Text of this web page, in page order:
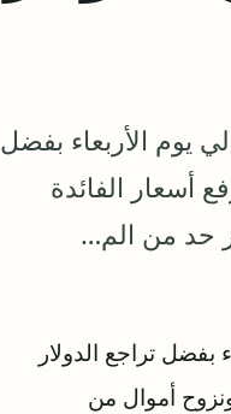
يوم الأربعاء بفضل
أسعار الفائدة
حد من الم…
بفضل تراجع الدولار
أموال من